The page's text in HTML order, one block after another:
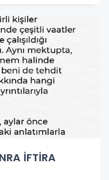
İFTİRA